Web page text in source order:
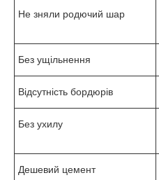
Не зняли родючий шар
Без ущільнення
Відсутність бордюрів
Без ухилу
Дешевий цемент